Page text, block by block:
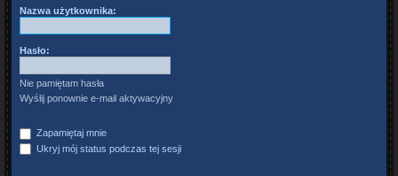
Nazwa użytkownika:
Hasło:
Nie pamiętam hasła
Wyślij ponownie e-mail aktywacyjny
Zapamiętaj mnie
Ukryj mój status podczas tej sesji